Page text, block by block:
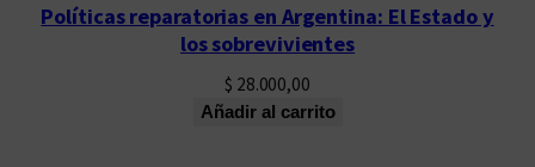
Políticas reparatorias en Argentina: El Estado y
los sobrevivientes
$ 28.000,00
Añadir al carrito